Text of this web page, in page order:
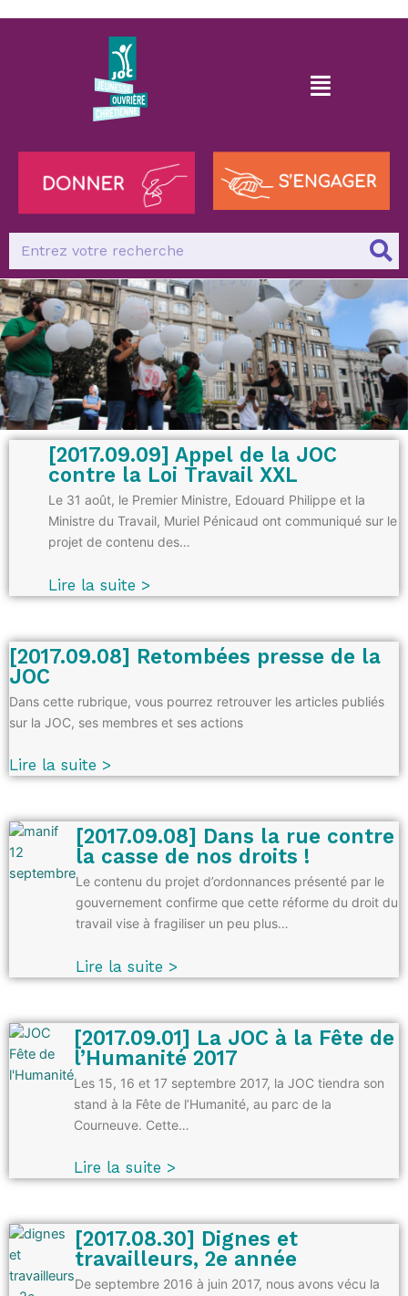
[2017.09.09] Appel de la JOC
contre la Loi Travail XXL
Le 31 août, le Premier Ministre, Edouard Philippe et la
Ministre du Travail, Muriel Pénicaud ont communiqué sur le
projet de contenu des…
Lire la suite >
[2017.09.08] Retombées presse de la
JOC
Dans cette rubrique, vous pourrez retrouver les articles publiés
sur la JOC, ses membres et ses actions
Lire la suite >
[2017.09.08] Dans la rue contre
la casse de nos droits !
Le contenu du projet d’ordonnances présenté par le
gouvernement confirme que cette réforme du droit du
travail vise à fragiliser un peu plus…
Lire la suite >
[2017.09.01] La JOC à la Fête de
l’Humanité 2017
Les 15, 16 et 17 septembre 2017, la JOC tiendra son
stand à la Fête de l’Humanité, au parc de la
Courneuve. Cette…
Lire la suite >
[2017.08.30] Dignes et
travailleurs, 2e année
De septembre 2016 à juin 2017, nous avons vécu la